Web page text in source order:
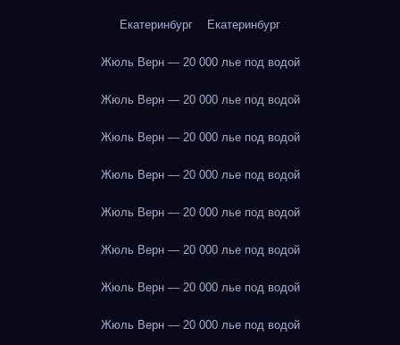
Екатеринбург Екатеринбург
Жюль Верн — 20 000 лье под водой
Жюль Верн — 20 000 лье под водой
Жюль Верн — 20 000 лье под водой
Жюль Верн — 20 000 лье под водой
Жюль Верн — 20 000 лье под водой
Жюль Верн — 20 000 лье под водой
Жюль Верн — 20 000 лье под водой
Жюль Верн — 20 000 лье под водой